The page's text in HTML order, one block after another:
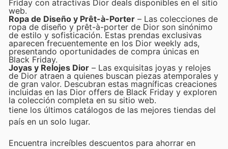
Friday con atractivas Dior deals disponibles en el sitio
web.
Ropa de Diseño y Prêt-à-Porter – Las colecciones de
ropa de diseño y prêt-à-porter de Dior son sinónimo
de estilo y sofisticación. Estas prendas exclusivas
aparecen frecuentemente en los Dior weekly ads,
presentando oportunidades de compra únicas en
Black Friday.
Joyas y Relojes Dior – Las exquisitas joyas y relojes
de Dior atraen a quienes buscan piezas atemporales y
de gran valor. Descubran estas magníficas creaciones
incluidas en las Dior offers de Black Friday y exploren
la colección completa en su sitio web.
tiene los últimos catálogos de las mejores tiendas del
país en un solo lugar.
Encuentra increíbles descuentos para ahorrar en